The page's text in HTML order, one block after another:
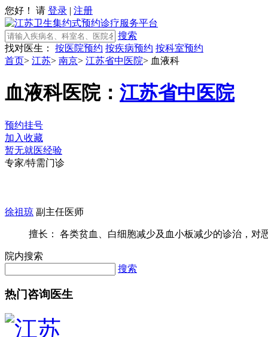
您好！ 请 登录 | 注册
搜索
找对医生：
按医院预约 按疾病预约 按科室预约
首页> 江苏> 南京> 江苏省中医院> 血液科
血液科医院： 江苏省中医院
预约挂号
加入收藏
暂无就医经验
专家/特需门诊
徐祖琼 副主任医师
擅长： 各类贫血、白细胞减少及血小板减少的诊治，对
院内搜索
搜索
热门咨询医生